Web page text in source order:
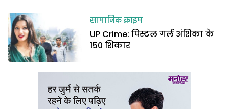
सामाजिक क्राइम
UP Crime: पिस्टल गर्ल अंशिका के
150 शिकार